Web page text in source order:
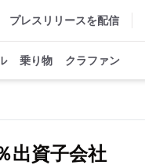
プレスリリースを配信
乗り物 クラファン
出資子会社